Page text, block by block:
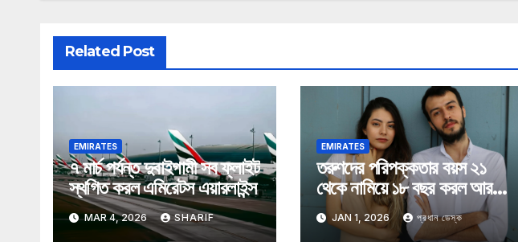
Related Post
EMIRATES
৭ মার্চ পর্যন্ত দুবাইগামী সব ফ্লাইট
স্থগিত করল এমিরেটস এয়ারলাইন্স
MAR 4, 2026 SHARIF
EMIRATES
তরুণদের পরিপক্কতার বয়স ২১
থেকে নামিয়ে ১৮ বছর করল আরব
আমিরাত
JAN 1, 2026 প্রধান ডেস্ক